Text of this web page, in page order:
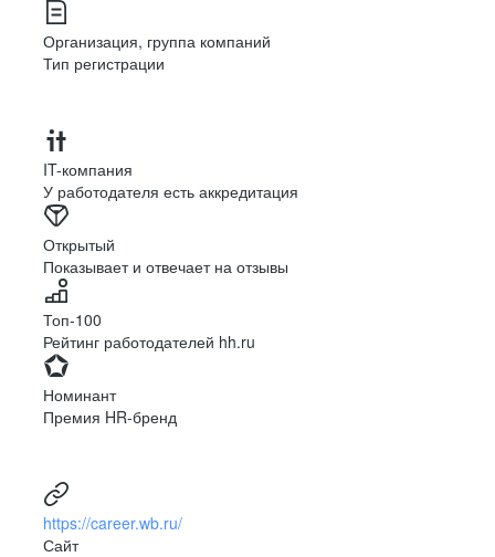
Организация, группа компаний
Тип регистрации
IT-компания
У работодателя есть аккредитация
Открытый
Показывает и отвечает на отзывы
Топ-100
Рейтинг работодателей hh.ru
Номинант
Премия HR-бренд
https://career.wb.ru/
Сайт